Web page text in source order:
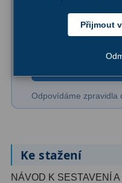
Primární zrcadla
výtahům8
Pozorovací dalekohledy50
Odpovídáme zpravidla
Ke stažení
NÁVOD K SESTAVENÍ
Přijmout